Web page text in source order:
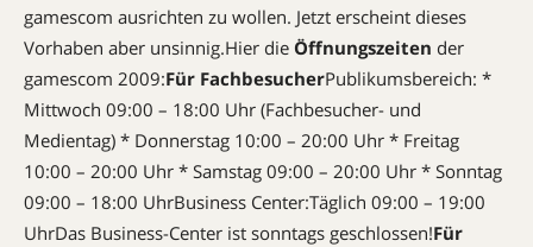
gamescom ausrichten zu wollen. Jetzt erscheint dieses
Vorhaben aber unsinnig.Hier die Öffnungszeiten der
gamescom 2009:Für FachbesucherPublikumsbereich: *
Mittwoch 09:00 – 18:00 Uhr (Fachbesucher- und
Medientag) * Donnerstag 10:00 – 20:00 Uhr * Freitag
10:00 – 20:00 Uhr * Samstag 09:00 – 20:00 Uhr * Sonntag
09:00 – 18:00 UhrBusiness Center:Täglich 09:00 – 19:00
UhrDas Business-Center ist sonntags geschlossen!Für